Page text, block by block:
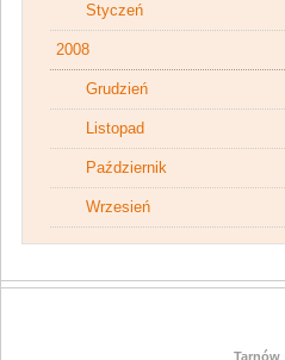
Styczeń
2008
Grudzień
Listopad
Październik
Wrzesień
Tarnów